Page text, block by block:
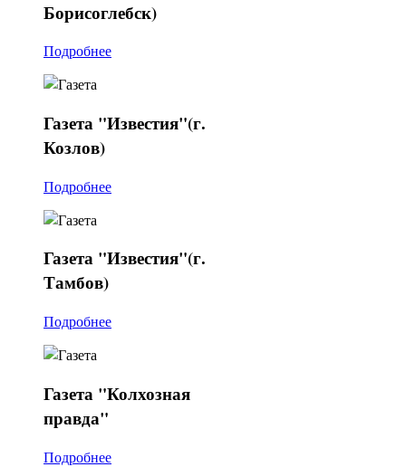
Борисоглебск)
Подробнее
Газета "Известия"(г.
Козлов)
Подробнее
Газета "Известия"(г.
Тамбов)
Подробнее
Газета "Колхозная
правда"
Подробнее